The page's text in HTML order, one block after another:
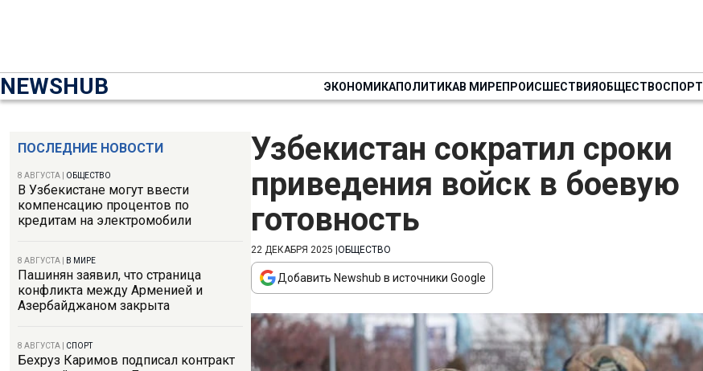
NEWSHUB ЭКОНОМИКАПОЛИТИКАВ МИРЕПРОИСШЕСТВИЯОБЩЕСТВОСПОРТ
ПОСЛЕДНИЕ НОВОСТИ
8 АВГУСТА ОБЩЕСТВО
В Узбекистане могут ввести
компенсацию процентов по
кредитам на электромобили
8 АВГУСТА В МИРЕ
Пашинян заявил, что страница
конфликта между Арменией и
Азербайджаном закрыта
8 АВГУСТА СПОРТ
Бехруз Каримов подписал контракт
Узбекистан сократил сроки
приведения войск в боевую
готовность
22 ДЕКАБРЯ 2025 ОБЩЕСТВО
Добавить Newshub в источники Google